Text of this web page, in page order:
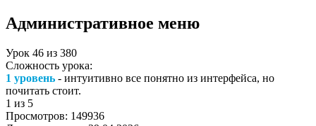
Административное меню
Урок 46 из 380
Сложность урока:
1 уровень - интуитивно все понятно из интерфейса, но
почитать стоит.
1 из 5
Просмотров: 149936